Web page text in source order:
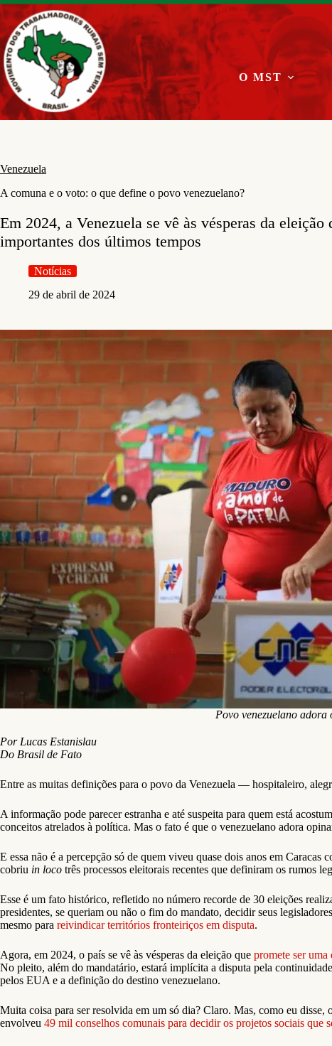
Pular
para
o
conteúdo
O MST
Venezuela
A comuna e o voto: o que define o povo venezuelano?
Em 2024, a Venezuela se vê às vésperas da eleição
importantes dos últimos tempos
Notícias
29 de abril de 2024
Povo venezuelano
Por Lucas Estanislau
Do Brasil de Fato
Entre as muitas definições para o povo da Venezuela — hospitaleiro,
A informação pode parecer estranha e até suspeita para quem está
conceitos atrelados à política. Mas o fato é que o venezuelano adora
E essa não é a percepção só de quem viveu quase dois anos em Caracas
cobriu in loco três processos eleitorais recentes que definiram os rumos
Esse é um fato histórico, refletido no número recorde de 30 eleições
presidentes, se queriam ou não o fim do mandato, decidir seus
mesmo para reivindicar territórios fronteiriços em disputa.
Agora, em 2024, o país se vê às vésperas da eleição que promete ser uma
No pleito, além do mandatário, estará implícita a disputa pela
pelos EUA e a definição do destino venezuelano.
Muita coisa para ser resolvida em um só dia? Claro. Mas, como eu
envolveu 49 mil conselhos comunais para decidir os projetos sociais que